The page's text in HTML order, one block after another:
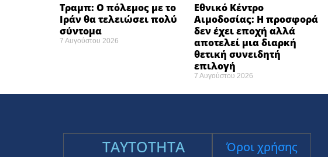
Τραμπ: Ο πόλεμος με το
Ιράν θα τελειώσει πολύ
σύντομα ​
7 Αυγούστου 2026
Εθνικό Κέντρο
Αιμοδοσίας: H προσφορά
δεν έχει εποχή αλλά
αποτελεί μια διαρκή
θετική συνειδητή
επιλογή ​
7 Αυγούστου 2026
TAYTOTHTA
Όροι χρήσης